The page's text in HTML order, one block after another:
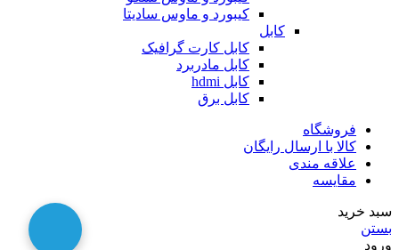
کیبورد و ماوس سادیتا
کابل
کابل کارت گرافیک
کابل مادربرد
کابل hdmi
کابل برق
فروشگاه
کالا با ارسال رایگان
علاقه مندی
مقایسه
سبد خرید
بستن
ورود